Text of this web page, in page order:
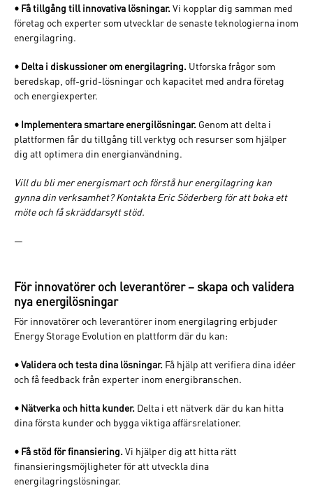
• Få tillgång till innovativa lösningar. Vi kopplar dig samman med
företag och experter som utvecklar de senaste teknologierna inom
energilagring.
• Delta i diskussioner om energilagring. Utforska frågor som
beredskap, off-grid-lösningar och kapacitet med andra företag
och energiexperter.
• Implementera smartare energilösningar. Genom att delta i
plattformen får du tillgång till verktyg och resurser som hjälper
dig att optimera din energianvändning.
Vill du bli mer energismart och förstå hur energilagring kan
gynna din verksamhet? Kontakta Eric Söderberg för att boka ett
möte och få skräddarsytt stöd.
—
För innovatörer och leverantörer – skapa och validera
nya energilösningar
För innovatörer och leverantörer inom energilagring erbjuder
Energy Storage Evolution en plattform där du kan:
• Validera och testa dina lösningar. Få hjälp att verifiera dina idéer
och få feedback från experter inom energibranschen.
• Nätverka och hitta kunder. Delta i ett nätverk där du kan hitta
dina första kunder och bygga viktiga affärsrelationer.
• Få stöd för finansiering.Vi hjälper dig att hitta rätt
finansieringsmöjligheter för att utveckla dina
energilagringslösningar.
Logga in
Jag har glömt mitt lösenord
Glömt lösenordet ?
Fyll i din e-postadress så skickas ett nytt